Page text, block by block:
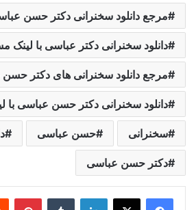
مرجع دانلود سخنرانی دکتر حسن
دانلود سخنرانی دکتر عباسی با لینک
مرجع دانلود سخنرانی های دکتر
دانلود سخنرانی دکتر حسن عباسی با
سخنرانی حسن عباسی
دکتر حسن عباسی
لینکدین ‫تامبلر